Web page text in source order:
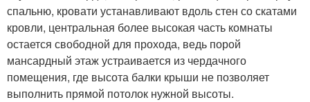
спальню, кровати устанавливают вдоль стен со скатами
кровли, центральная более высокая часть комнаты
остается свободной для прохода, ведь порой
мансардный этаж устраивается из чердачного
помещения, где высота балки крыши не позволяет
выполнить прямой потолок нужной высоты.